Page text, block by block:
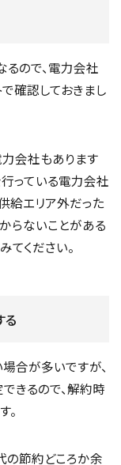
ので、電力会社
確認しておきまし
会社もあります
っている電力会社
給エリア外だった
らないことがある
ください。
合が多いですが、
きるので、解約時
。
の節約どころか余